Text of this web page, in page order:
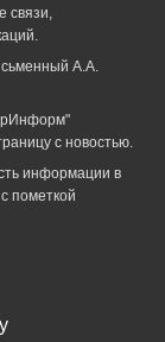
связи,
А.А.
с новостью.
информации в
пометкой